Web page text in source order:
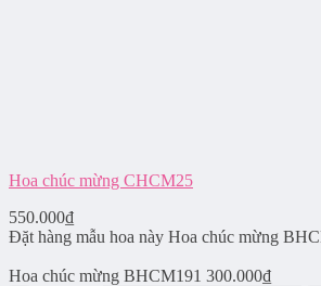
Hoa chúc mừng CHCM25
550.000₫
Đặt hàng mẫu hoa này Hoa chúc mừng
Hoa chúc mừng BHCM191 300.000₫